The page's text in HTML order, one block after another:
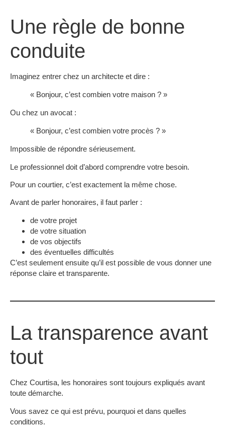
Une règle de bonne
conduite
Imaginez entrer chez un architecte et dire :
« Bonjour, c’est combien votre maison ? »
Ou chez un avocat :
« Bonjour, c’est combien votre procès ? »
Impossible de répondre sérieusement.
Le professionnel doit d’abord comprendre votre besoin.
Pour un courtier, c’est exactement la même chose.
Avant de parler honoraires, il faut parler :
de votre projet
de votre situation
de vos objectifs
des éventuelles difficultés
C’est seulement ensuite qu’il est possible de vous donner une
réponse claire et transparente.
La transparence avant
tout
Chez Courtisa, les honoraires sont toujours expliqués avant
toute démarche.
Vous savez ce qui est prévu, pourquoi et dans quelles
conditions.